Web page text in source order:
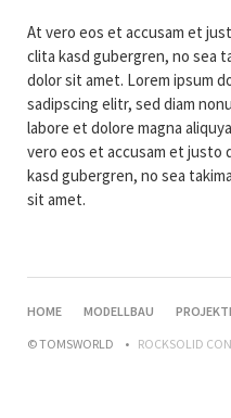
At vero eos et accusam et
clita kasd gubergren, no sea
dolor sit amet. Lorem ipsum
sadipscing elitr, sed diam
labore et dolore magna
vero eos et accusam et justo
kasd gubergren, no sea
sit amet.
NAVIGATION
HOME MODELLBAU
© TOMSWORLD
ROCKSOLID